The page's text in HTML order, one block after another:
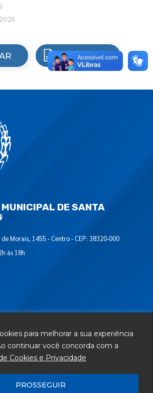
para melhorar a sua experiência
continuar você concorda com a
Cookies e Privacidade
PROSSEGUIR
VISUALIZAR
DE SANTA
Morais, 1455 - Centro - CEP: 38320-000
às 18h